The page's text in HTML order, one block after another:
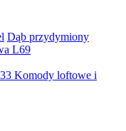
Dąb przydymiony
L69